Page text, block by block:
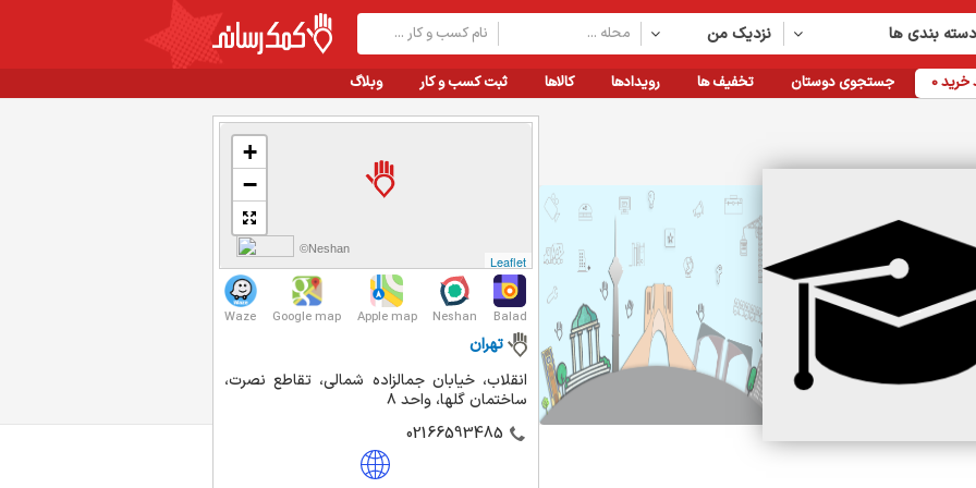
نزدیک من بندی ها
وبلاگ ثبت کسب و کار کالاها رویدادها تخفیف ها جستجوی دوستان خرید0
+
−
Leaflet
©Neshan
Balad
Neshan
Apple map
Google map
Waze
تهران
انقلاب، خیابان جمالزاده شمالی، تقاطع نصرت،
ساختمان گلها، واحد ۸
02166593485